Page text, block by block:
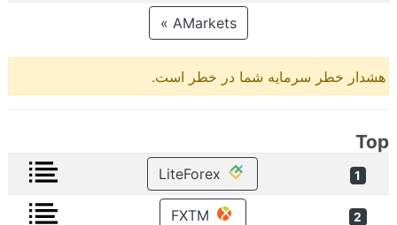
AMarkets »
هشدار خطر سرمایه شما در خطر است.
Top
1
2